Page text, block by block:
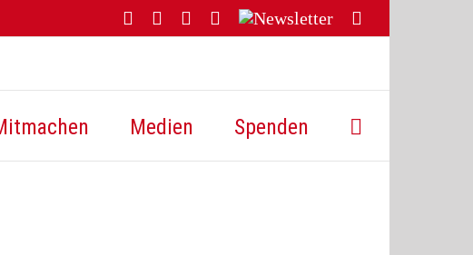
FacebookYouTubeInstagram
Threads
Newsletter
Mail
Medien Spenden